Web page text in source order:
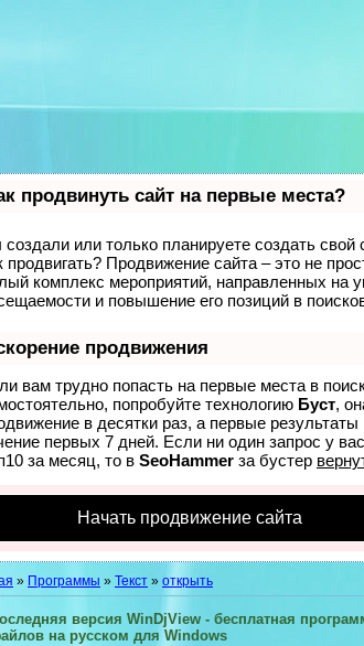
продвинуть сайт на первые места?
или только планируете создать свой
продвигать? Продвижение сайта – это не
комплекс мероприятий, направленных на
и повышение его позиций в
продвижения
вам трудно попасть на первые места в
попробуйте технологию Буст,
в десятки раз, а первые
первых 7 дней. Если ни один запрос у
за месяц, то в SeoHammer за бустер
Начать продвижение сайта
» Программы » Текст » открыть
версия WinDjView - бесплатная
на русском для Windows